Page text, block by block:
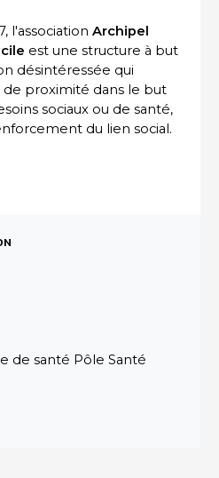
l'association Archipel
est une structure à but
désintéressée qui
de proximité dans le but
sociaux ou de santé,
du lien social.
de santé Pôle Santé